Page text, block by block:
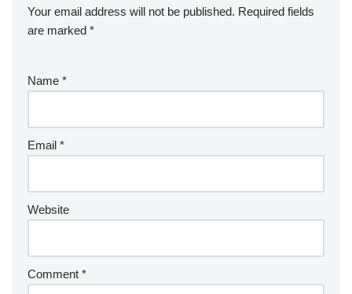
Your email address will not be published. Required fields
are marked *
Name *
Email *
Website
Comment *